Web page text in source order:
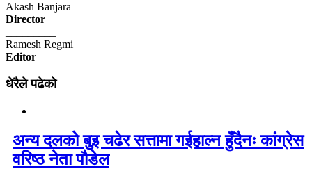
Akash Banjara
Director
Ramesh Regmi
Editor
धेरैले पढेको
अन्य दलको बुइ चढेर सत्तामा गईहाल्न हुँदैनः कांग्रेस
वरिष्ठ नेता पौडेल